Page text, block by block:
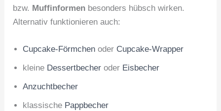
bzw. Muffinformen besonders hübsch wirken.
Alternativ funktionieren auch:
Cupcake-Förmchen oder Cupcake-Wrapper
kleine Dessertbecher oder Eisbecher
Anzuchtbecher
klassische Pappbecher